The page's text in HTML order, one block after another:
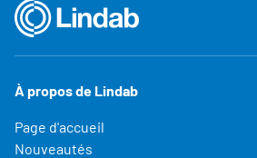
À propos de Lindab
Page d'accueil
Nouveautés